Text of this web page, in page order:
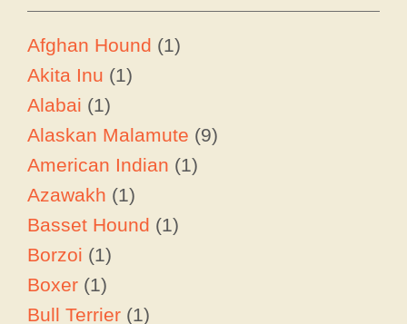
Afghan Hound (1)
Akita Inu (1)
Alabai (1)
Alaskan Malamute (9)
American Indian (1)
Azawakh (1)
Basset Hound (1)
Borzoi (1)
Boxer (1)
Bull Terrier (1)